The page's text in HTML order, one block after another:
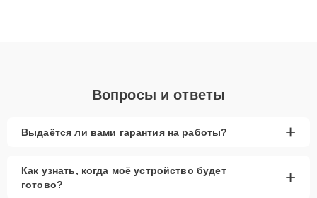
Вопросы и ответы
Выдаётся ли вами гарантия на работы? +
Как узнать, когда моё устройство будет
готово?
+